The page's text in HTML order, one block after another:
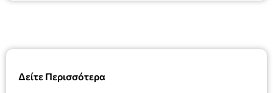
Δείτε Περισσότερα